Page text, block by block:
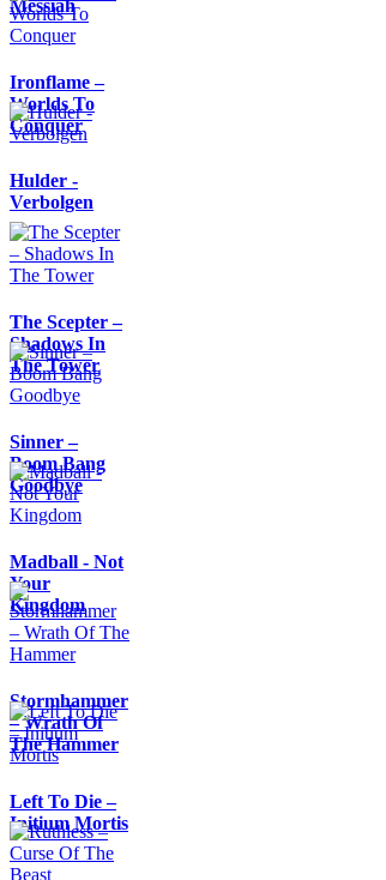
Messiah
Ironflame –
Worlds To
Conquer
Hulder -
Verbolgen
The Scepter –
Shadows In
The Tower
Sinner –
Boom Bang
Goodbye
Madball - Not
Your
Kingdom
Stormhammer
– Wrath Of
The Hammer
Left To Die –
Initium Mortis